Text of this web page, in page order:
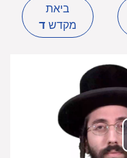
ביאת
מקדש ד